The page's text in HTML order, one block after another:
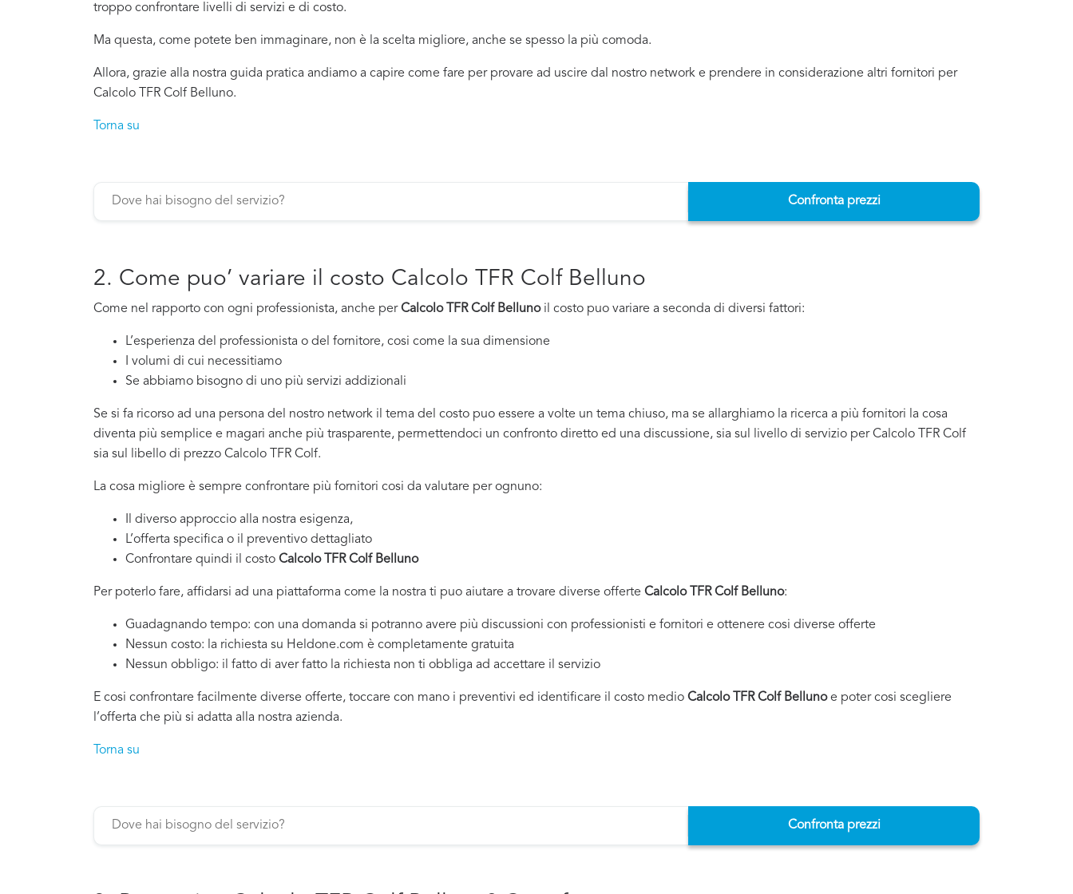
troppo confrontare livelli di servizi e di costo.
Ma questa, come potete ben immaginare, non è la scelta migliore, anche se spesso la più comoda.
Allora, grazie alla nostra guida pratica andiamo a capire come fare per provare ad uscire dal nostro network e prendere in considerazione altri fornitori per
Calcolo TFR Colf Belluno.
Torna su
Confronta prezzi
2. Come puo’ variare il costo Calcolo TFR Colf Belluno
Come nel rapporto con ogni professionista, anche perCalcolo TFR Colf Bellunoil costo puo variare a seconda di diversi fattori:
L’esperienza del professionista o del fornitore, cosi come la sua dimensione
I volumi di cui necessitiamo
Se abbiamo bisogno di uno più servizi addizionali
Se si fa ricorso ad una persona del nostro network il tema del costo puo essere a volte un tema chiuso, ma se allarghiamo la ricerca a più fornitori la cosa
diventa più semplice e magari anche più trasparente, permettendoci un confronto diretto ed una discussione, sia sul livello di servizio per Calcolo TFR Colf
sia sul libello di prezzo Calcolo TFR Colf.
La cosa migliore è sempre confrontare più fornitori cosi da valutare per ognuno:
Il diverso approccio alla nostra esigenza,
L’offerta specifica o il preventivo dettagliato
Confrontare quindi il costo Calcolo TFR Colf Belluno
Per poterlo fare, affidarsi ad una piattaforma come la nostra ti puo aiutare a trovare diverse offerte Calcolo TFR Colf Belluno:
Guadagnando tempo: con una domanda si potranno avere più discussioni con professionisti e fornitori e ottenere cosi diverse offerte
Nessun costo: la richiesta su Heldone.com è completamente gratuita
Nessun obbligo: il fatto di aver fatto la richiesta non ti obbliga ad accettare il servizio
E cosi confrontare facilmente diverse offerte, toccare con mano i preventivi ed identificare il costo medio Calcolo TFR Colf Bellunoe poter cosi scegliere
l’offerta che più si adatta alla nostra azienda.
Torna su
Confronta prezzi